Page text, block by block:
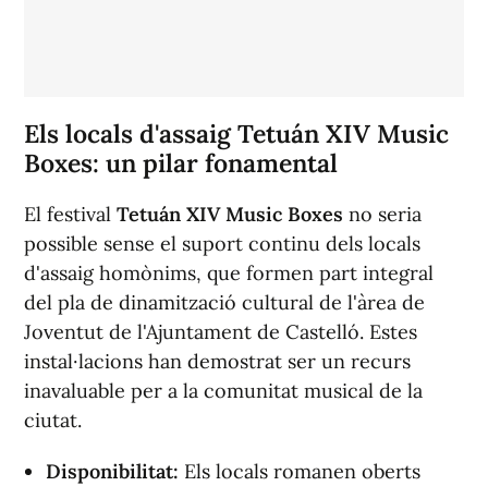
Els locals d'assaig Tetuán XIV Music
Boxes: un pilar fonamental
El festival Tetuán XIV Music Boxes no seria
possible sense el suport continu dels locals
d'assaig homònims, que formen part integral
del pla de dinamització cultural de l'àrea de
Joventut de l'Ajuntament de Castelló. Estes
instal·lacions han demostrat ser un recurs
inavaluable per a la comunitat musical de la
ciutat.
Disponibilitat: Els locals romanen oberts